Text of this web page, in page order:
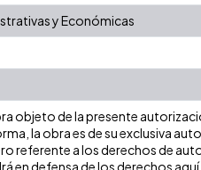
y Económicas
objeto de la presente
la obra es de su exclusiva
referente a los derechos de
en defensa de los derechos